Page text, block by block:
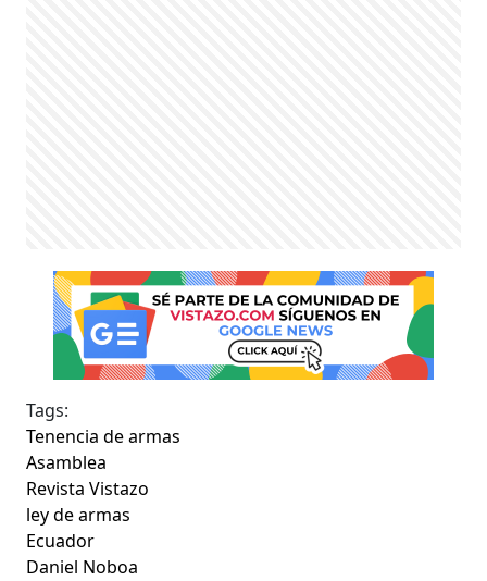
Tags:
Tenencia de armas
Asamblea
Revista Vistazo
ley de armas
Ecuador
Daniel Noboa